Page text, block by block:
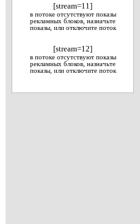
[stream=11]
в потоке отсутствуют показы
рекламных блоков, назначьте
показы, или отключите поток
[stream=12]
в потоке отсутствуют показы
рекламных блоков, назначьте
показы, или отключите поток